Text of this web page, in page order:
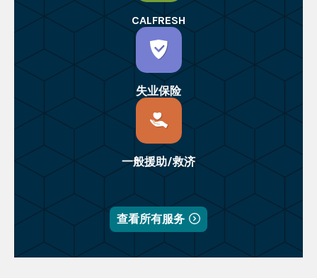
CALFRESH
失业保险
一般援助/救济
查看所有服务